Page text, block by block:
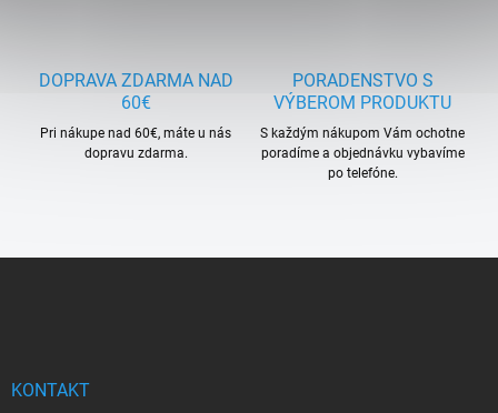
DOPRAVA ZDARMA NAD
60€
Pri nákupe nad 60€, máte u nás
dopravu zdarma.
PORADENSTVO S
VÝBEROM PRODUKTU
S každým nákupom Vám ochotne
poradíme a objednávku vybavíme
po telefóne.
KONTAKT